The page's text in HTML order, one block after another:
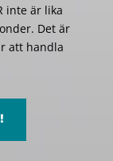
inte är lika
Det är
att handla